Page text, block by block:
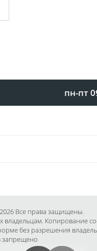
пн-пт
Все права защищены.
владельцам. Копирование
без разрешения
запрещено